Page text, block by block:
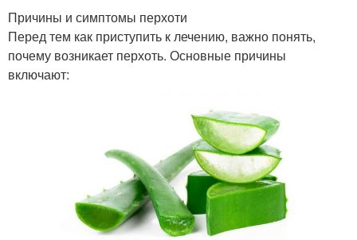
Причины и симптомы перхоти
Перед тем как приступить к лечению, важно понять,
почему возникает перхоть. Основные причины
включают: